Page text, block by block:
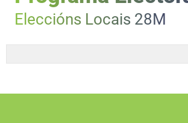
Eleccións Locais 28M